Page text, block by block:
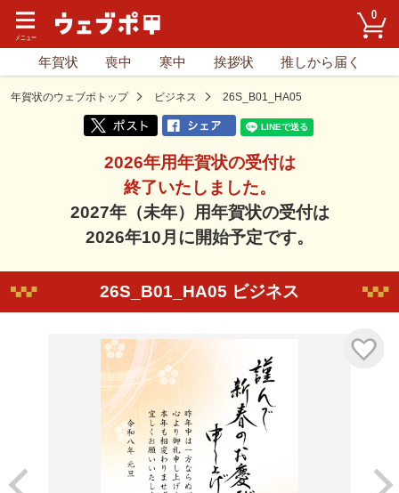
0
年賀状 喪中 寒中 挨拶状 推しから届く
年賀状のウェブポトップ ビジネス 26S_B01_HA05
2026年用年賀状の受付は
終了いたしました。
2027年（未年）用年賀状の受付は
2026年10月に開始予定です。
26S_B01_HA05 ビジネス